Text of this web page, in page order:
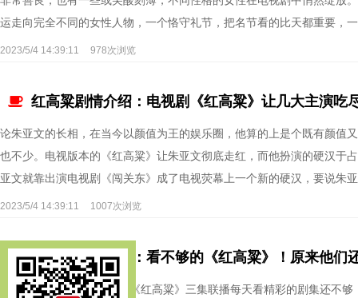
运走向完全不同的女性人物，一个恪守礼节，把名节看的比天都重要，
2023/5/4 14:39:11 978次浏览
红高粱剧情介绍：电视剧《红高粱》让几大主演吃
论朱亚文的长相，在当今以颜值为王的娱乐圈，他算的上是个既有颜值
也不少。电视版本的《红高粱》让朱亚文彻底走红，而他扮演的硬汉于
亚文就靠出演电视剧《闯关东》成了电视荧幕上一个新的硬汉，要说朱
2023/5/4 14:39:11 1007次浏览
红高粱剧情介绍：看不够的《红高粱》！原来他们
每晚18:50山东影视电视剧《红高粱》三集联播每天看精彩的剧集还不